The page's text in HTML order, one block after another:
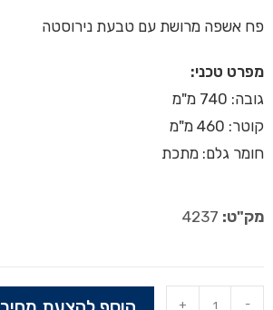
פח אשפה מרושת עם טבעת נירוסטה
מפרט טכני:
גובה: 740 מ"מ
קוטר: 460 מ"מ
חומר גלם: מתכת
מק"ט: 4237
-
+